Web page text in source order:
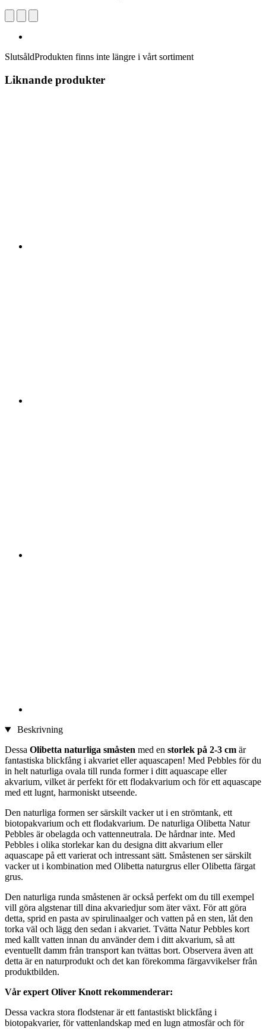
SlutsåldProdukten finns inte längre i vårt sortiment
Liknande produkter
Beskrivning
Dessa Olibetta naturliga småsten med en storlek på 2-3 cm är
fantastiska blickfång i akvariet eller aquascapen! Med Pebbles för du
in helt naturliga ovala till runda former i ditt aquascape eller
akvarium, vilket är perfekt för ett flodakvarium och för ett aquascape
med ett lugnt, harmoniskt utseende.
Den naturliga formen ser särskilt vacker ut i en strömtank, ett
biotopakvarium och ett flodakvarium. De naturliga Olibetta Natur
Pebbles är obelagda och vattenneutrala. De hårdnar inte. Med
Pebbles i olika storlekar kan du designa ditt akvarium eller
aquascape på ett varierat och intressant sätt. Småstenen ser särskilt
vacker ut i kombination med Olibetta naturgrus eller Olibetta färgat
grus.
Den naturliga runda småstenen är också perfekt om du till exempel
vill göra algstenar till dina akvariedjur som äter växt. För att göra
detta, sprid en pasta av spirulinaalger och vatten på en sten, låt den
torka väl och lägg den sedan i akvariet. Tvätta Natur Pebbles kort
med kallt vatten innan du använder dem i ditt akvarium, så att
eventuellt damm från transport kan tvättas bort. Observera även att
detta är en naturprodukt och det kan förekomma färgavvikelser från
produktbilden.
Vår expert Oliver Knott rekommenderar:
Dessa vackra stora flodstenar är ett fantastiskt blickfång i
biotopakvarier, för vattenlandskap med en lugn atmosfär och för